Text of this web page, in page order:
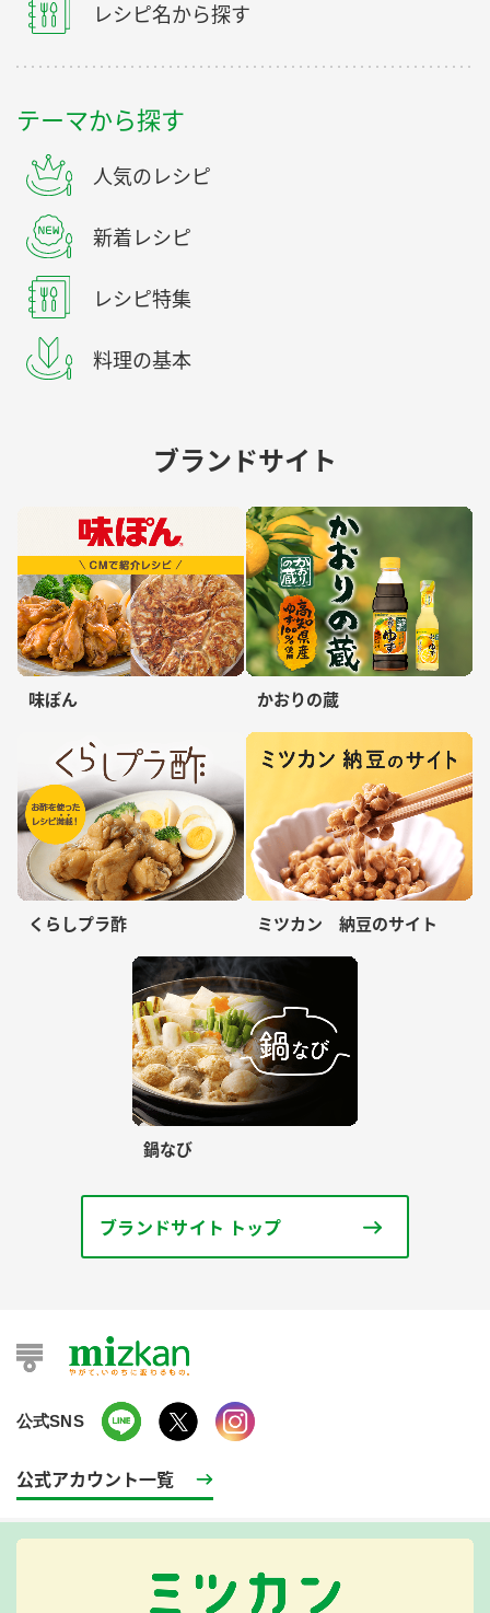
レシピ名から探す
テーマから探す
人気のレシピ
新着レシピ
レシピ特集
料理の基本
ブランドサイト
味ぽん かおりの蔵
くらしプラ酢 ミツカン 納豆のサイト
鍋なび
ブランドサイト トップ
公式SNS
公式アカウント一覧